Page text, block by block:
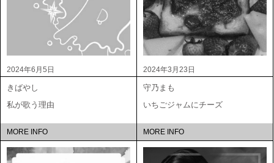
2024年6月5日
きばやし
私が歌う理由
MORE INFO
2024年3月23日
守乃まも
いちごジャムにチーズ
MORE INFO